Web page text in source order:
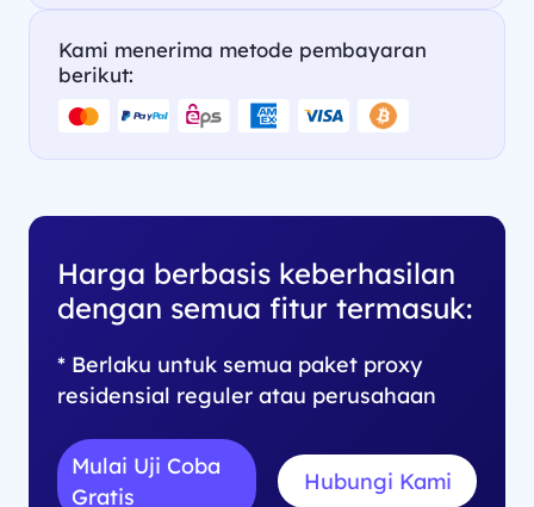
Kami menerima metode pembayaran
berikut:
Harga berbasis keberhasilan
dengan semua fitur termasuk:
* Berlaku untuk semua paket proxy
residensial reguler atau perusahaan
Mulai Uji Coba
Gratis
Hubungi Kami